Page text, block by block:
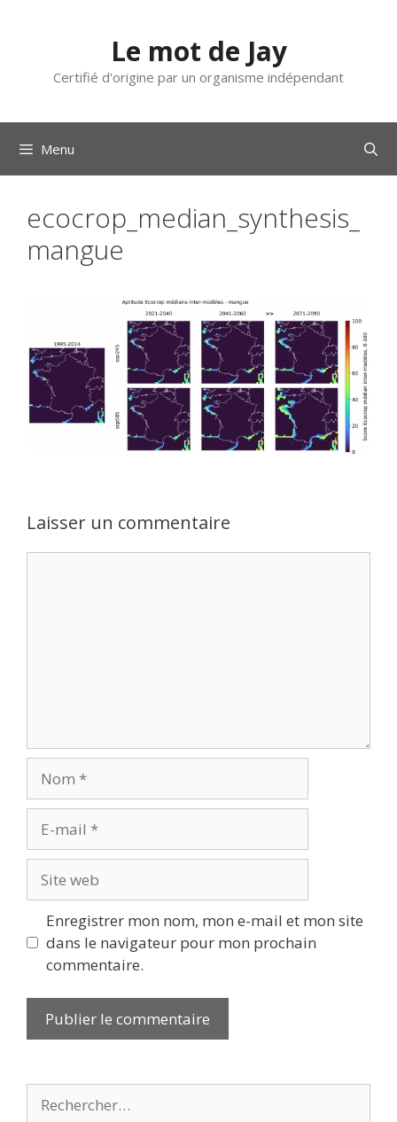
Le mot de Jay
Certifié d'origine par un organisme indépendant
Menu
ecocrop_median_synthesis_
mangue
Laisser un commentaire
mail
web
Enregistrer mon nom, mon e-mail et mon site
dans le navigateur pour mon prochain
commentaire.